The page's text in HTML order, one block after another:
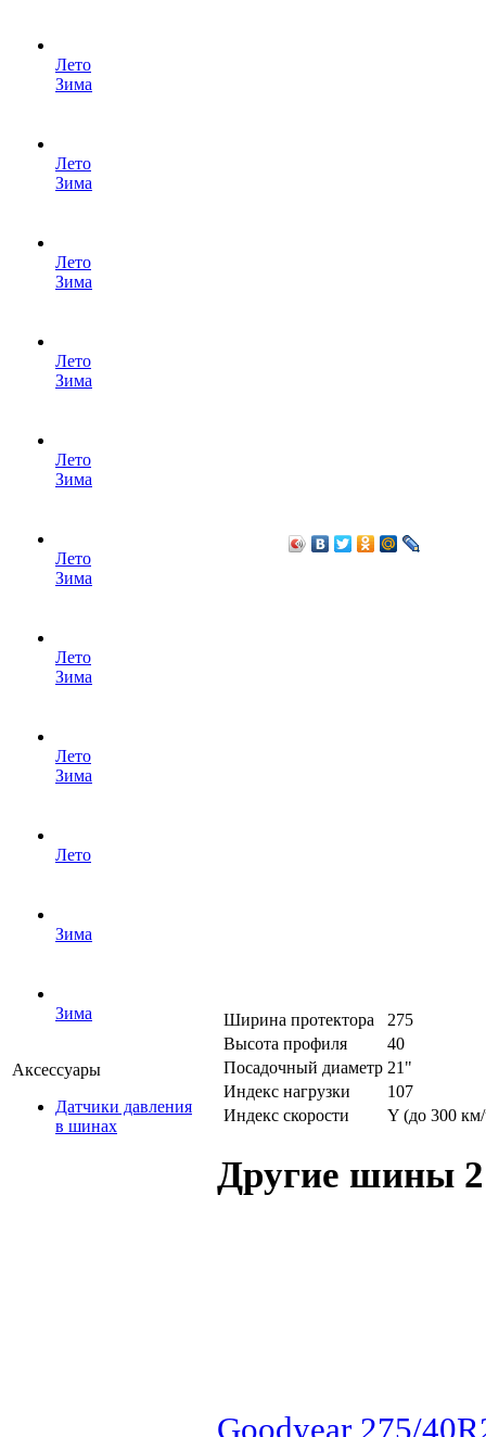
Лето
Зима
Лето
Зима
Лето
Зима
Лето
Зима
Лето
Зима
Лето
Зима
Лето
Зима
Лето
Зима
Лето
Зима
Зима
Аксессуары
Датчики давления
в шинах
Ширина протектора
275
Высота профиля
40
Посадочный диаметр 21"
Индекс нагрузки
107
Индекс скорости
Y (до 300
Другие шины
Goodyear 275/